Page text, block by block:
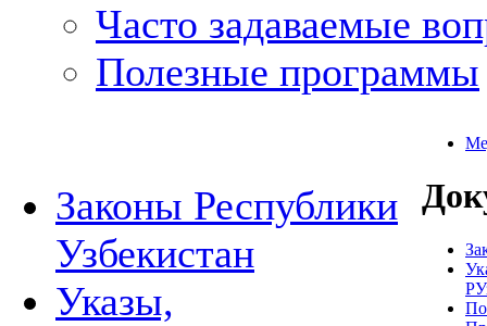
Часто задаваемые
Полезные программы
Законы Республики
Узбекистан
Указы,